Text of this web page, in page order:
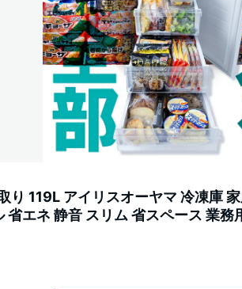
り 119L アイリスオーヤマ 冷凍庫
省エネ 静音 スリム 省スペース 業務